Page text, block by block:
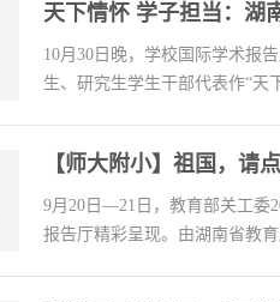
天下情怀 学子担当：湖
10月30日晚，学校国际学术报
生、研究生学生干部代表作“
【师大附小】祖国，请
9月20日—21日，教育部关工委
报告厅精彩呈现。由湖南省教